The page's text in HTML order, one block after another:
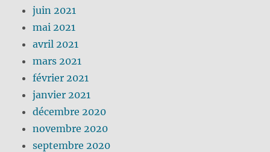
juin 2021
mai 2021
avril 2021
mars 2021
février 2021
janvier 2021
décembre 2020
novembre 2020
septembre 2020